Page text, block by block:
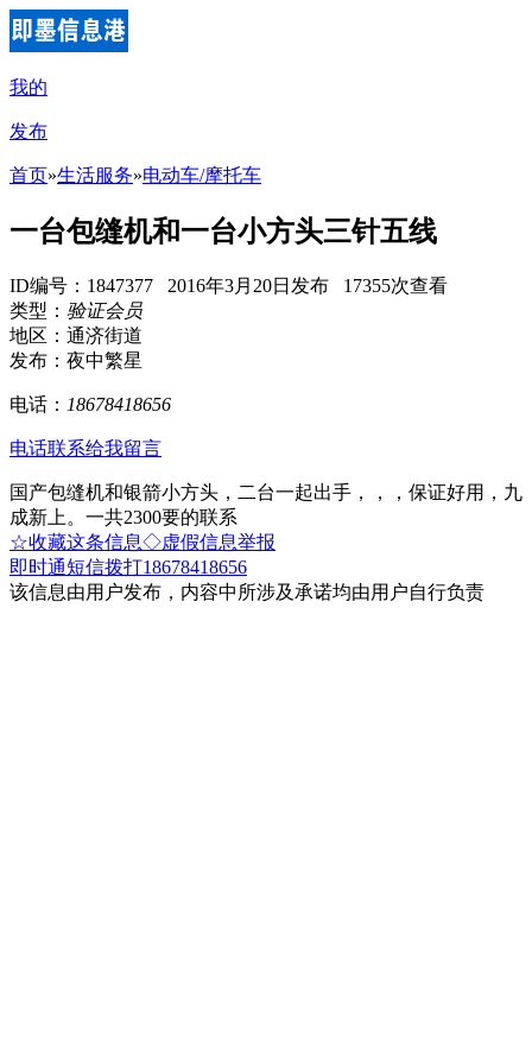
我的
发布
首页»生活服务»电动车/摩托车
一台包缝机和一台小方头三针五线
ID编号：1847377 2016年3月20日发布 17355次查看
类型： 验证会员
地区：通济街道
发布：夜中繁星
电话： 18678418656
电话联系给我留言
国产包缝机和银箭小方头，二台一起出手，，，保证好用，九
成新上。一共2300要的联系
☆收藏这条信息◇虚假信息举报
即时通短信拨打18678418656
该信息由用户发布，内容中所涉及承诺均由用户自行负责